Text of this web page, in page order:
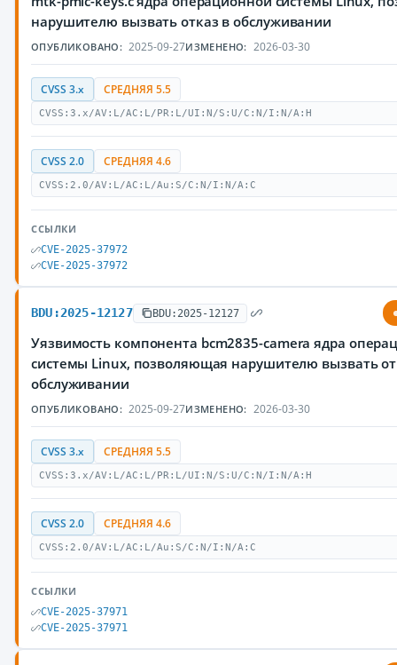
нарушителю вызвать отказ в обслуживании
ОПУБЛИКОВАНО: 2025-09-27ИЗМЕНЕНО: 2026-03-30
CVSS 3.x СРЕДНЯЯ 5.5
CVSS:3.x/AV:L/AC:L/PR:L/UI:N/S:U/C:N/I:N/A:H
CVSS 2.0 СРЕДНЯЯ 4.6
CVSS:2.0/AV:L/AC:L/Au:S/C:N/I:N/A:C
ССЫЛКИ
CVE-2025-37972
CVE-2025-37972
BDU:2025-12127 BDU:2025-12127
Уязвимость компонента bcm2835-camera ядра
системы Linux, позволяющая нарушителю вызвать
обслуживании
ОПУБЛИКОВАНО: 2025-09-27ИЗМЕНЕНО: 2026-03-30
CVSS 3.x СРЕДНЯЯ 5.5
CVSS:3.x/AV:L/AC:L/PR:L/UI:N/S:U/C:N/I:N/A:H
CVSS 2.0 СРЕДНЯЯ 4.6
CVSS:2.0/AV:L/AC:L/Au:S/C:N/I:N/A:C
ССЫЛКИ
CVE-2025-37971
CVE-2025-37971